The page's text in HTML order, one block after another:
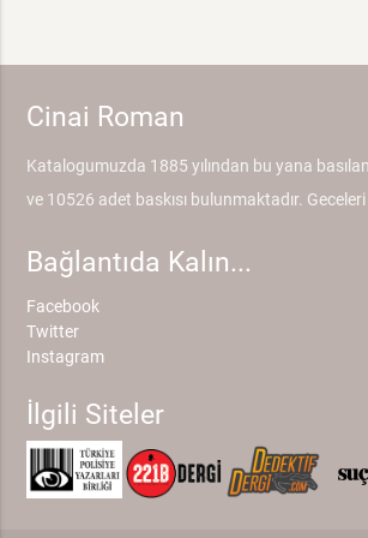
Cinai Roman
Katalogumuzda 1885 yılından bu yana
ve 10526 adet baskısı bulunmaktadır. Geceleri
Bağlantıda Kalın...
Facebook
Twitter
Instagram
İlgili Siteler